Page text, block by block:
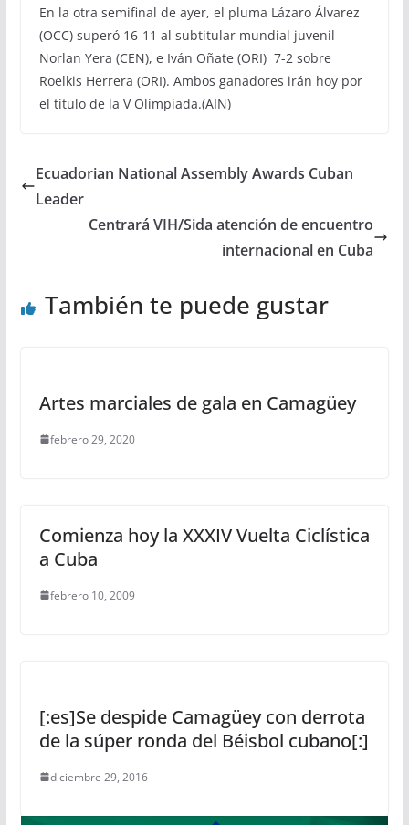
En la otra semifinal de ayer, el pluma Lázaro Álvarez
(OCC) superó 16-11 al subtitular mundial juvenil
Norlan Yera (CEN), e Iván Oñate (ORI) 7-2 sobre
Roelkis Herrera (ORI). Ambos ganadores irán hoy por
el título de la V Olimpiada.(AIN)
Ecuadorian National Assembly Awards Cuban
Leader
Centrará VIH/Sida atención de encuentro
internacional en Cuba
También te puede gustar
Artes marciales de gala en Camagüey
febrero 29, 2020
Comienza hoy la XXXIV Vuelta Ciclística
a Cuba
febrero 10, 2009
[:es]Se despide Camagüey con derrota
de la súper ronda del Béisbol cubano[:]
diciembre 29, 2016